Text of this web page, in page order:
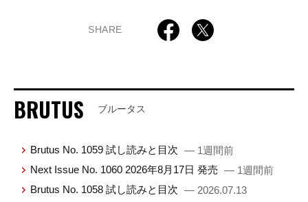
SHARE
BRUTUS ブルータス
Brutus No. 1059 試し読みと目次 — 1週間前
Next Issue No. 1060 2026年8月17日 発売 — 1週間前
Brutus No. 1058 試し読みと目次 — 2026.07.13